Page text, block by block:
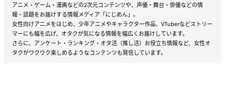
アニメ・ゲーム・漫画などの2次元コンテンツや、声優・舞台・俳優などの情
報・話題をお届けする情報メディア「にじめん」。
女性向けアニメをはじめ、少年アニメやキャラクター作品、VTuberなどストリー
マーにも幅を広げ、オタクが気になる情報を幅広くお届けしています。
さらに、アンケート・ランキング・オタ活（推し活）お役立ち情報など、女性オ
タクがワクワク楽しめるようなコンテンツも発信しています。